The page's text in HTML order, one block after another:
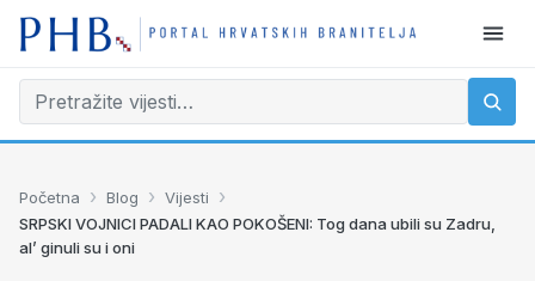
Početna › Blog › Vijesti ›
SRPSKI VOJNICI PADALI KAO POKOŠENI: Tog dana ubili su Zadru,
al’ ginuli su i oni